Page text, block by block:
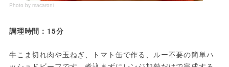
Photo by macaroni
調理時間：15分
牛こま切れ肉や玉ねぎ、トマト缶で作る、ルー不要の簡単ハ